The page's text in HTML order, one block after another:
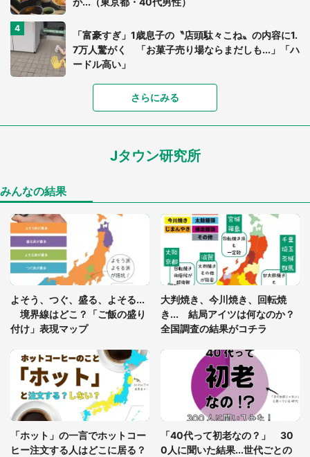
「富豪すぎ」1歳息子の〝店頭駄々こね〟の内容に1.
7万人驚がく 「お菓子売り場ならまだしも...」「ハ
ードル高い」
あまりにも四角すぎる猫、激写される 「これもう
家に〝デカい蛾〟が居座り続けて3日間...ビビり続
「○○がない街に住んでいます」住人の呟きに30万
人驚がく 何が存在しないか、あなたはわかる？
「閉所恐怖症の私は新幹線で大パニック。隣席の青
年に『手を繋いで』とお願いしたら...」 体験談に
8万人感動
知らぬおじいさんがわざわざ声をかけてきて（兵庫
県・30代女性）
「ゾワゾワする」「本当に気持ち悪い」 道端でバ
グっちゃってた〝野生の野菜〟に6.5万人戦慄
さらにみる
Jタウン研究所
みんなの結果
よそう、つぐ、盛る、よそる...
境界線はどこ？「ご飯の盛り
付け」表現マップ
大判焼き、今川焼き、回転焼
き... 結局アイツは何なのか？
全国調査の結果がコチラ
「ホット」の一言でホットコー
ヒー注文する人はどこに居る？
「40代って初老なの？」 30
0人に聞いた結果...世代ごとの